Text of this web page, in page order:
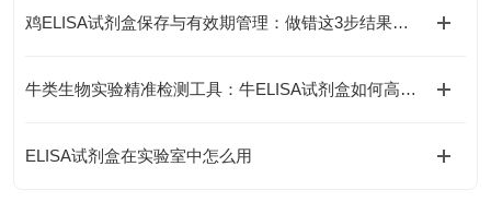
鸡ELISA试剂盒保存与有效期管理：做错这3步结果全废
牛类生物实验精准检测工具：牛ELISA试剂盒如何高效完成牛源样本目标蛋白定量分析？
ELISA试剂盒在实验室中怎么用